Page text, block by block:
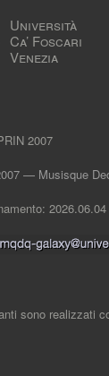
Università
Ca’ Foscari
Venezia
2007
— Musisque
2026.06.04
sono realizzati